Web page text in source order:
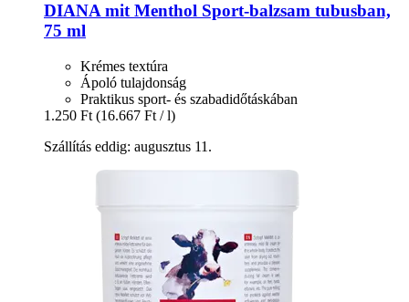
DIANA mit Menthol Sport-​balzsam tubusban,
75 ml
Krémes textúra
Ápoló tulajdonság
Praktikus sport- és szabadidőtáskában
1.250 Ft (16.667 Ft / l)
Szállítás eddig: augusztus 11.